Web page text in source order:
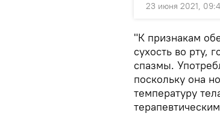
23 июня 2021,
"К признакам
сухость во рту,
спазмы.
поскольку она
температуру